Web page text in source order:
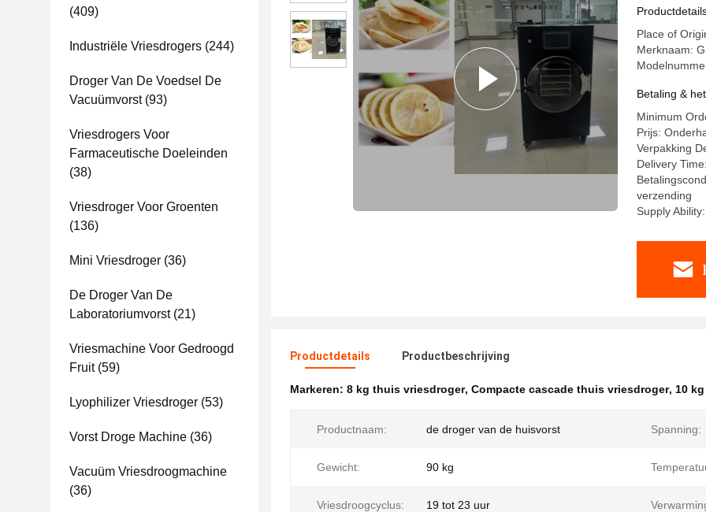
(409)
Industriële Vriesdrogers (244)
Droger Van De Voedsel De
Vacuümvorst(93)
Vriesdrogers Voor
Farmaceutische Doeleinden
(38)
Vriesdroger Voor Groenten
(136)
Mini Vriesdroger (36)
De Droger Van De
Laboratoriumvorst(21)
Vriesmachine Voor Gedroogd
Fruit(59)
Lyophilizer Vriesdroger (53)
Vorst Droge Machine (36)
Vacuüm Vriesdroogmachine
(36)
Place of
Merknaam:
Betaling &
Minimum
Prijs:
Verpakking
Delivery
verzending
Supply
Productdetails Productbeschrijving
Markeren: 8 kg thuis vriesdroger, Compacte cascade thuis vriesdroger, 10
Productnaam: de droger van de huisvorst Spanning:
Gewicht: 90 kg
Vriesdroogcyclus: 19 tot 23 uur